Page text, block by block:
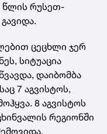
წლის რუსეთ-
ცეცხლი ჯერ
სიტუაცია
დაიბომბა
7 აგვისტოს,
8 აგვისტოს
რეგიონში